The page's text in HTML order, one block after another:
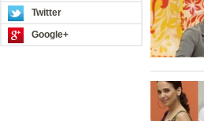
Twitter
Google+